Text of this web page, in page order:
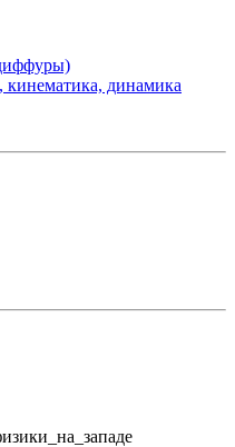
кинематика, динамика